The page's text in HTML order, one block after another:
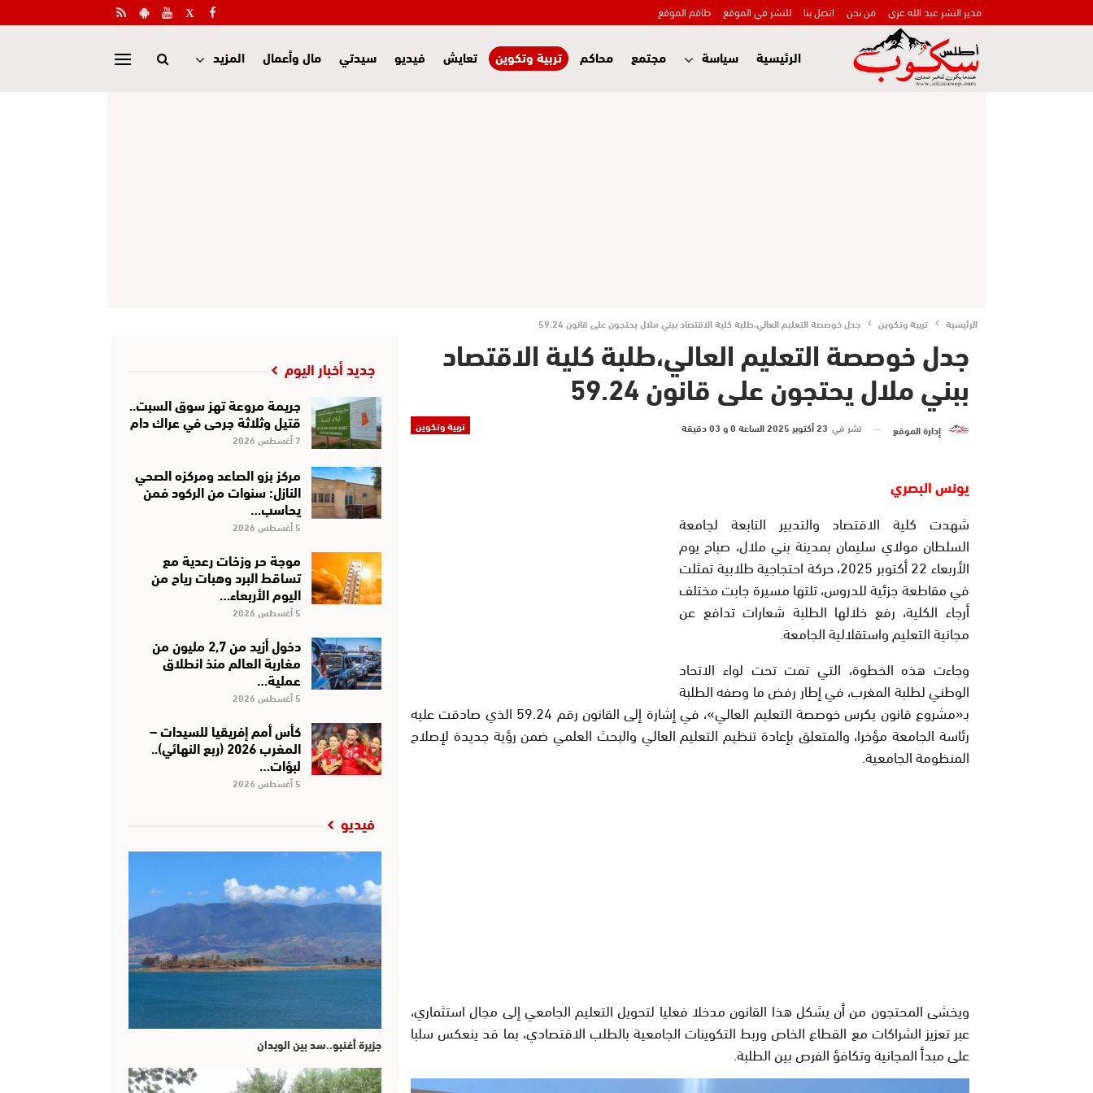
مدير النشر عبد الله عزي من نحن اتصل بنا للنشر في الموقع طاقم الموقع
الرئيسية سياسة مجتمع محاكم تربية وتكوين تعايش فيديو سيدتي مال وأعمال المزيد
الرئيسية تربية وتكوين جدل خوصصة التعليم العالي،طلبة كلية الاقتصاد ببني ملال يحتجون على قانون 59.24
جدل خوصصة التعليم العالي،طلبة كلية الاقتصاد
ببني ملال يحتجون على قانون 59.24
تربية وتكوين إدارة الموقع نشر في 23 أكتوبر 2025 الساعة 0 و 03 دقيقة
يونس البصري
شهدت كلية الاقتصاد والتدبير التابعة لجامعة
السلطان مولاي سليمان بمدينة بني ملال، صباح يوم
الأربعاء 22 أكتوبر 2025، حركة احتجاجية طلابية تمثلت
في مقاطعة جزئية للدروس، تلتها مسيرة جابت مختلف
أرجاء الكلية، رفع خلالها الطلبة شعارات تدافع عن
مجانية التعليم واستقلالية الجامعة.
وجاءت هذه الخطوة، التي تمت تحت لواء الاتحاد
الوطني لطلبة المغرب، في إطار رفض ما وصفه الطلبة
بـ«مشروع قانون يكرس خوصصة التعليم العالي»، في إشارة إلى القانون رقم 59.24 الذي صادقت عليه
رئاسة الجامعة مؤخرا، والمتعلق بإعادة تنظيم التعليم العالي والبحث العلمي ضمن رؤية جديدة لإصلاح
المنظومة الجامعية.
ويخشى المحتجون من أن يشكل هذا القانون مدخلا فعليا لتحويل التعليم الجامعي إلى مجال استثماري،
عبر تعزيز الشراكات مع القطاع الخاص وربط التكوينات الجامعية بالطلب الاقتصادي، بما قد ينعكس سلبا
على مبدأ المجانية وتكافؤ الفرص بين الطلبة.
جديد أخبار اليوم
جريمة مروعة تهز سوق السبت..
قتيل وثلاثة جرحى في عراك دام
7 أغسطس 2026
مركز بزو الصاعد ومركزه الصحي
النازل: سنوات من الركود فمن
يحاسب…
5 أغسطس 2026
موجة حر وزخات رعدية مع
تساقط البرد وهبات رياح من
اليوم الأربعاء…
5 أغسطس 2026
دخول أزيد من 2,7 مليون من
مغاربة العالم منذ انطلاق
عملية…
5 أغسطس 2026
كأس أمم إفريقيا للسيدات –
المغرب 2026 (ربع النهائي)..
لبؤات…
5 أغسطس 2026
فيديو
جزيرة أغنبو..سد بين الويدان